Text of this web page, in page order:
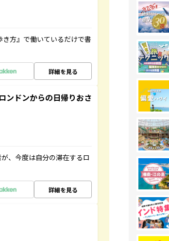
方』で働いているだけで書
詳細を見る
ンドンからの日帰りおさ
、今度は自分の滞在するロ
詳細を見る